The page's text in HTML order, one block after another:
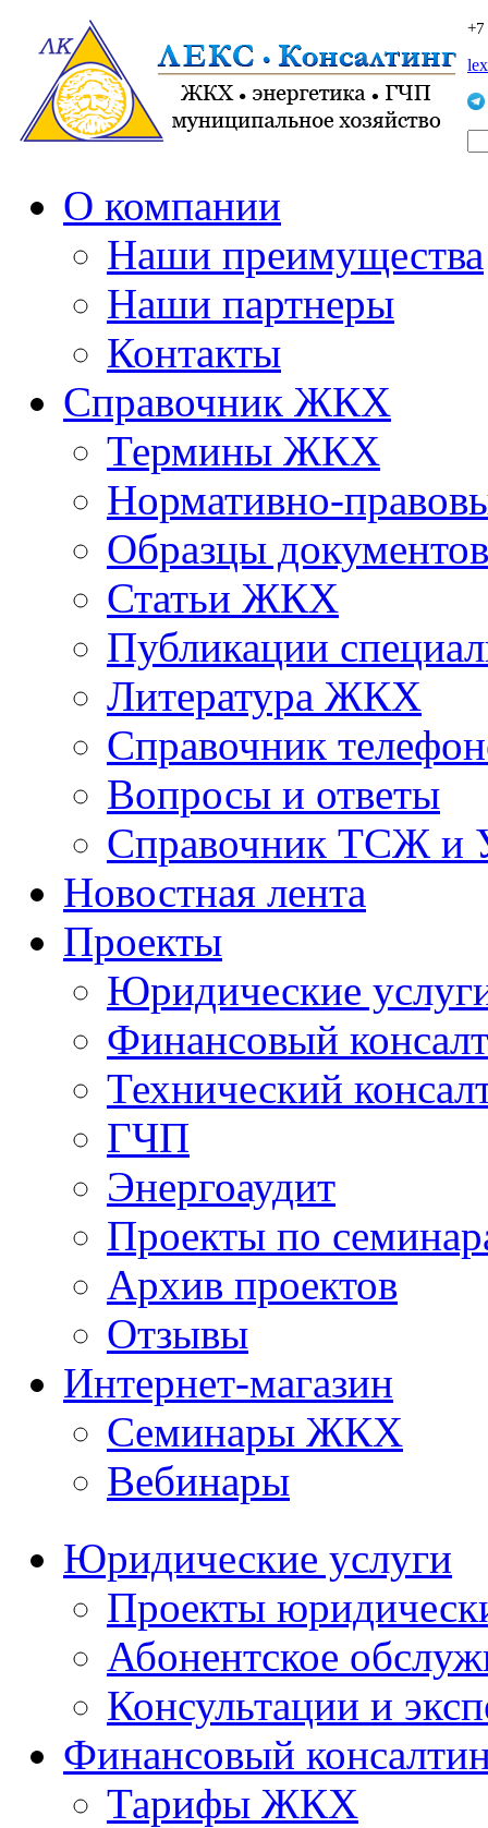
О компании
Наши преимущества
Наши партнеры
Контакты
Справочник ЖКХ
Термины ЖКХ
Нормативно-
Образцы документов
Статьи ЖКХ
Публикации
Литература ЖКХ
Справочник
Вопросы и ответы
Справочник ТСЖ и
Новостная лента
Проекты
Юридические
Финансовый
Технический
ГЧП
Энергоаудит
Проекты по
Архив проектов
Отзывы
Интернет-магазин
Семинары ЖКХ
Вебинары
Юридические услуги
Проекты
Абонентское
Консультации и
Финансовый
Тарифы ЖКХ